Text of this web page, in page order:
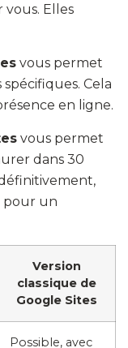
vous. Elles
vous permet
Cela
en ligne.
vous permet
dans 30
pour un
Version
classique de
Google Sites
Possible, avec